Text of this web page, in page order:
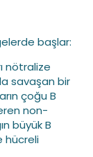
başlar:
nötralize
savaşan bir
çoğu B
non-
büyük B
hücreli